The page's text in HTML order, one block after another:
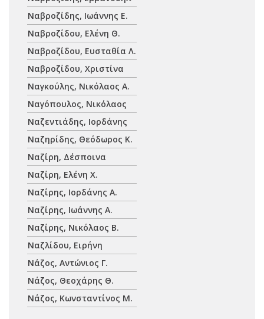
Ναβροζίδης, Ιωάννης Ε.
Ναβροζίδου, Ελένη Θ.
Ναβροζίδου, Ευσταθία Λ.
Ναβροζίδου, Χριστίνα
Ναγκούλης, Νικόλαος Α.
Ναγόπουλος, Νικόλαος
Ναζεντιάδης, Ιορδάνης
Ναζηρίδης, Θεόδωρος Κ.
Ναζίρη, Δέσποινα
Ναζίρη, Ελένη Χ.
Ναζίρης, Ιορδάνης Α.
Ναζίρης, Ιωάννης Α.
Ναζίρης, Νικόλαος Β.
Ναζλίδου, Ειρήνη
Νάζος, Αντώνιος Γ.
Νάζος, Θεοχάρης Θ.
Νάζος, Κωνσταντίνος Μ.